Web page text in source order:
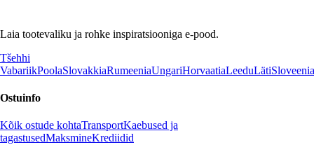
Laia tootevaliku ja rohke inspiratsiooniga e-pood.
Tšehhi
VabariikPoolaSlovakkiaRumeeniaUngariHorvaatiaLeeduLätiSloveenia
Ostuinfo
Kõik ostude kohtaTransportKaebused ja
tagastusedMaksmineKrediidid